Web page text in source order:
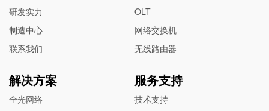
研发实力
制造中心
联系我们
OLT
网络交换机
无线路由器
解决方案
全光网络
服务支持
技术支持